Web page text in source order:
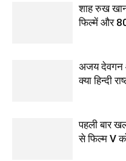
शाह रुख
फिल्में और
अजय देवगन
क्या हिन्दी
पहली बार
से फिल्‍म V